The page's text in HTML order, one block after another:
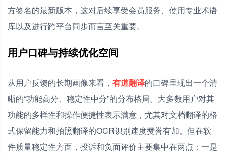
方签名的最新版本，这对后续享受会员服务、使用专业术语
库以及进行跨平台同步而言至关重要。
用户口碑与持续优化空间
从用户反馈的长期画像来看， 有道翻译的口碑呈现出一个清
晰的“功能高分、稳定性中分”的分布格局。大多数用户对其
功能的多样性和操作便捷性表示满意，尤其对文档翻译的格
式保留能力和拍照翻译的OCR识别速度赞誉有加。但在软
件质量稳定性方面，投诉和负面评价主要集中在两点：一是